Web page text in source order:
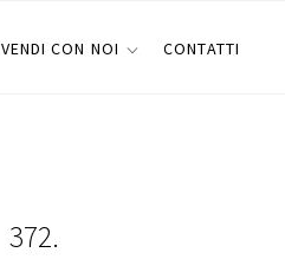
VENDI CON NOI CONTATTI
372